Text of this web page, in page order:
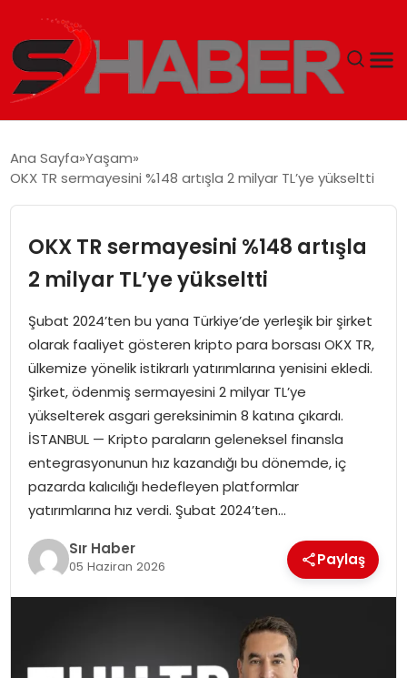
TEKNOLOJI
SPOR
EKONOMI
SIYASET
EĞITIM
YAŞAM
Ana Sayfa Yaşam
OKX TR sermayesini %148 artışla 2 milyar TL’ye yükseltti
OKX TR sermayesini %148 artışla
2 milyar TL’ye yükseltti
Şubat 2024’ten bu yana Türkiye’de yerleşik bir şirket
olarak faaliyet gösteren kripto para borsası OKX TR,
ülkemize yönelik istikrarlı yatırımlarına yenisini ekledi.
Şirket, ödenmiş sermayesini 2 milyar TL’ye
yükselterek asgari gereksinimin 8 katına çıkardı.
İSTANBUL — Kripto paraların geleneksel finansla
entegrasyonunun hız kazandığı bu dönemde, iç
pazarda kalıcılığı hedefleyen platformlar
yatırımlarına hız verdi. Şubat 2024’ten…
Sır Haber
05 Haziran 2026 Paylaş